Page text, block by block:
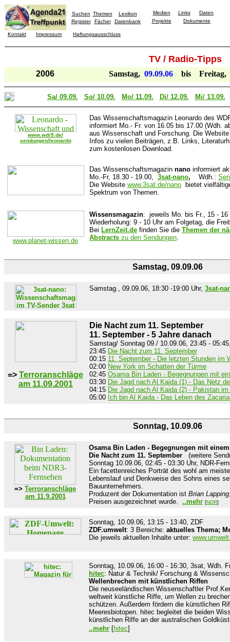
Suchen Themen
Lexikon
Register
Fächer Datenbank
Medien Links
Daten
Projekte
Dokumente
Kontakt Impressum Haftungsausschluss
TV / Radio-Tipps
2006 Samstag, 09.09.06 bis Freitag,
Sa/ 09.09. So/ 10.09. Mo/ 11.09. Di/ 12.09. Mi/ 13.09.
www.wdr5.de/
sendungen/leonardo
Das Wissenschaftsmagazin Leonardo des
informiert Mo.- Fr. von 16.05 bis 17.00 (Wdh.
aus Wissenschaft und Forschung. Die
Infos zu vielen Beiträgen, z.B. Links,
zum kostenlosen Download.
Das Wissenschaftsmagazin nano informiert
Mo.-Fr, 18.30 - 19.00, 3sat-nano, Wdh.:
Die Website www.3sat.de/nano bietet
Spektrum von Themen.
www.planet-wissen.de
Wissensmagazin: jeweils Mo. bis Fr., 15 - 16
Wiederholung: 9 - 10 Uhr am Folgetag, die
Bei LernZeit.de finden Sie die Themen der
Abstracts zu den Sendungen.
Samstag, 09.09.06
Samstag., 09.09.06, 18:30 -19:00 Uhr, 3sat-
=> Terroranschläge
am 11.09.2001
Die Nacht zum 11. September
11. September - 5 Jahre danach
Samstag/ Sonntag 09./ 10.09.06, 23:45 -
23:45 Die Nacht zum 11. September
00:15 11. September - Die letzten Stunden im
02:00 New York im Schatten der Türme
02:45 Osama Bin Laden - Begegnungen mit
03:30 Die Jagd nach Al Kaida (1) - Das Netz
04:15 Die Jagd nach Al Kaida (2) - Pakistan
05:00 Ich bin Al Kaida - Das Leben des
Sonntag, 10.09.06
=> Terroranschläge
am 11.9.2001
Osama Bin Laden - Begegnungen mit
Die Nacht zum 11. September
(weitere
Sonntag 10.09.06, 02:45 - 03:30 Uhr, NDR-
Ein facettenreiches Porträt des wohl am
Lebenslauf und Denkweise des Sohns eines
Bauunternehmers.
Produzent der Dokumentation ist Brian Lapping
Preisen ausgezeichnet wurde. ..mehr [NDR]
Sonntag, 10.09.06, 13:15 - 13:40, ZDF
ZDF.umwelt: 3 Bereiche: aktuelles Thema;
Die jeweils aktuellen Inhalte unter:
Sonntag, 10.09.06, 16:00 - 16:30, 3sat, Wdh.
hitec: Natur & Technik/ Forschung &
Wellenbrechen mit künstlichen Riffen
Die neuseeländischen Wissenschaftler
weltweit künstliche Riffe, um Wellen zu
schützen. Außerdem fördern die künstlichen
Meeresbiotopen. hitec begleitet die beiden
künstlichen Riffe an der australischen
..mehr [hitec]